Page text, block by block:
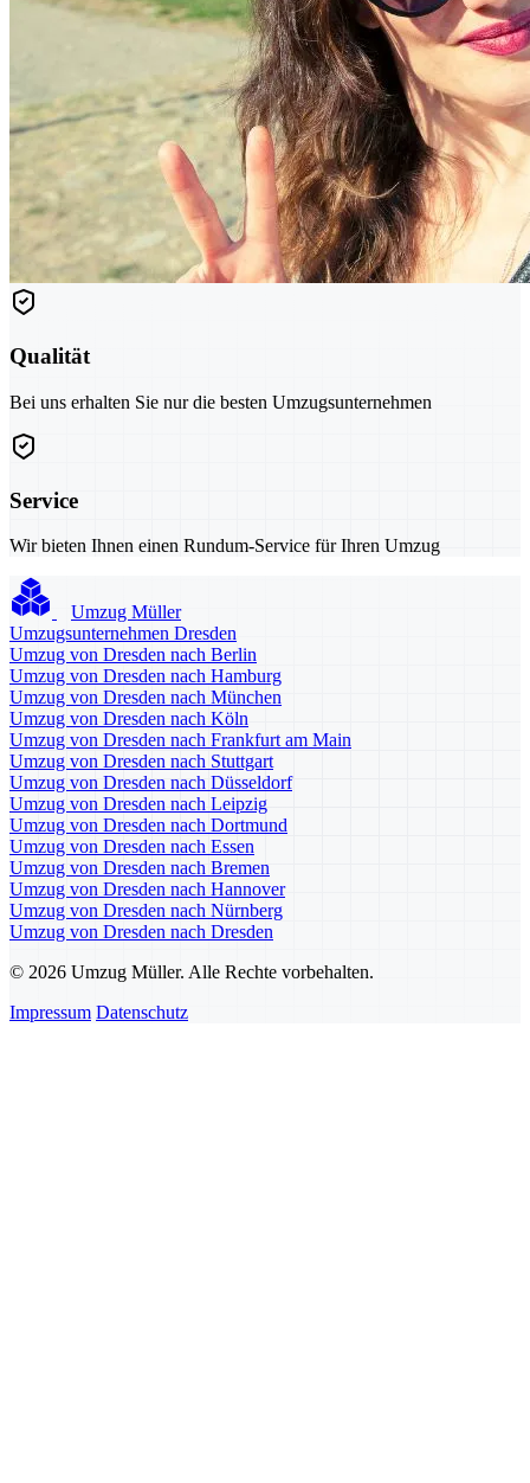
Qualität
Bei uns erhalten Sie nur die besten Umzugsunternehmen
Service
Wir bieten Ihnen einen Rundum-Service für Ihren Umzug
Umzug Müller
Umzugsunternehmen Dresden
Umzug von Dresden nach Berlin
Umzug von Dresden nach Hamburg
Umzug von Dresden nach München
Umzug von Dresden nach Köln
Umzug von Dresden nach Frankfurt am Main
Umzug von Dresden nach Stuttgart
Umzug von Dresden nach Düsseldorf
Umzug von Dresden nach Leipzig
Umzug von Dresden nach Dortmund
Umzug von Dresden nach Essen
Umzug von Dresden nach Bremen
Umzug von Dresden nach Hannover
Umzug von Dresden nach Nürnberg
Umzug von Dresden nach Dresden
© 2026 Umzug Müller. Alle Rechte vorbehalten.
Impressum Datenschutz